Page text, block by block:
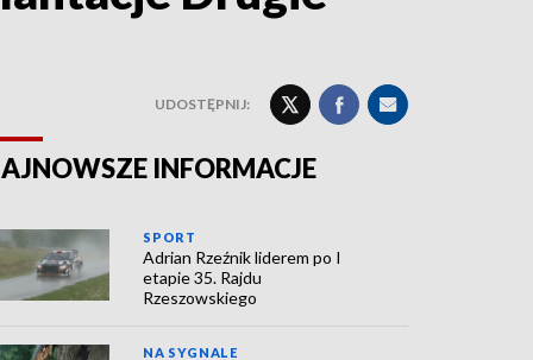
UDOSTĘPNIJ:
INFORMACJE
SPORT
Adrian Rzeźnik liderem po I
etapie 35. Rajdu
Rzeszowskiego
NA SYGNALE